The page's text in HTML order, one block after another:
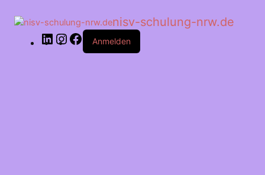
nisv-schulung-nrw.de
Anmelden